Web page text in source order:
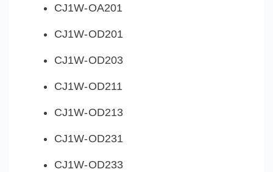
CJ1W-OA201
CJ1W-OD201
CJ1W-OD203
CJ1W-OD211
CJ1W-OD213
CJ1W-OD231
CJ1W-OD233